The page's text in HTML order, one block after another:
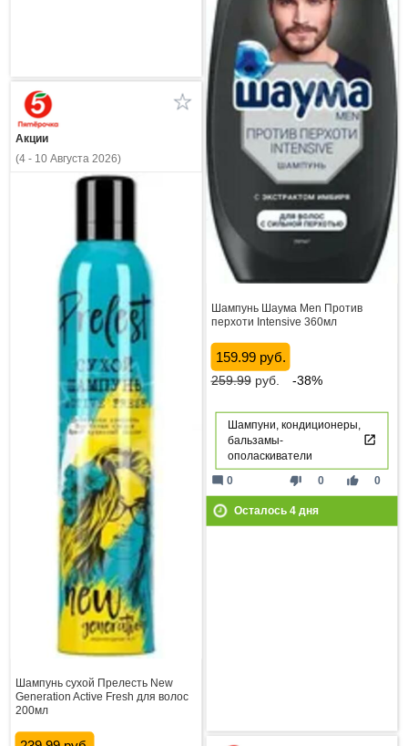
Шампунь Шаума Men Против
перхоти Intensive 360мл
159.99 руб.
259.99руб. -38%
Шампуни, кондиционеры,
бальзамы-
ополаскиватели
thumb_down 0 thumb_up 0
mode_comment 0
Осталось 4дня
Акции
(4 - 10 Августа 2026)
Шампунь сухой Прелесть New
Generation Active Fresh для волос
200мл